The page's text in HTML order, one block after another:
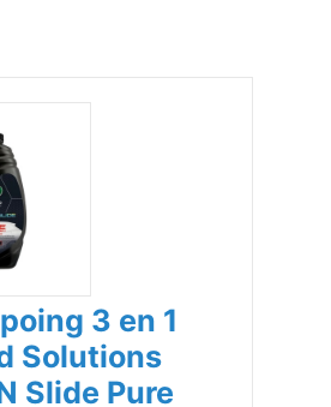
3 en 1
Solutions
Slide Pure